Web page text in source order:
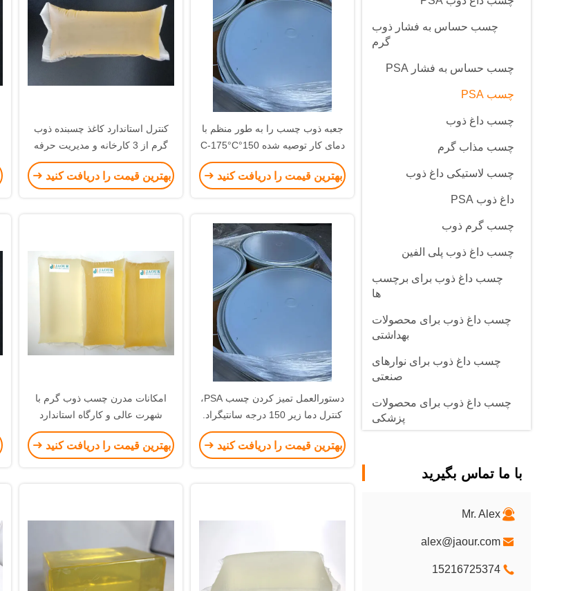
چسب حساس به فشار ذوب
گرم
چسب حساس به فشار PSA
چسب PSA
چسب داغ ذوب
چسب مذاب گرم
چسب لاستیکی داغ ذوب
داغ ذوب PSA
چسب گرم ذوب
چسب داغ ذوب پلی الفین
چسب داغ ذوب برای برچسب
ها
چسب داغ ذوب برای محصولات
بهداشتی
چسب داغ ذوب برای نوارهای
صنعتی
چسب داغ ذوب برای محصولات
پزشکی
با ما تماس بگیرید
Mr. Alex
alex@jaour.com
15216725374
جعبه ذوب چسب را به طور منظم با
دمای کار توصیه شده 150°C-175°C
پاک کنید
بهترین قیمت را دریافت کنید
کنترل استاندارد کاغذ چسبنده ذوب
گرم از 3 کارخانه و مدیریت حرفه
ای
بهترین قیمت را دریافت کنید
دستورالعمل تمیز کردن چسب PSA،
کنترل دما زیر 150 درجه سانتیگراد.
جزئیات بسته بندی: معمولاً 6.25
کیلوگرم/بلوک و 4 بلوک/25 کیلوگرم/بهترین قیمت را دریافت کنید
امکانات مدرن چسب ذوب گرم با
شهرت عالی و کارگاه استاندارد
بهداشت از 20 سال تجربه کسب و
کار موفق
بهترین قیمت را دریافت کنید